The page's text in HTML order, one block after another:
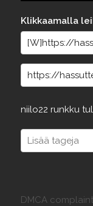
Klikkaamalla
niilo22 runkku
DMCA